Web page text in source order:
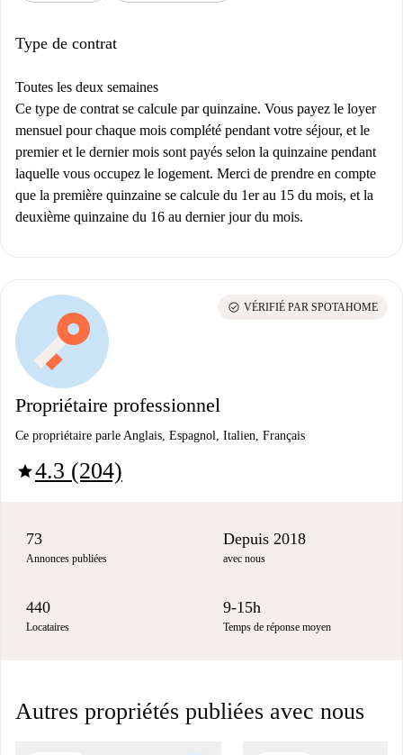
Type de contrat
Toutes les deux semaines
Ce type de contrat se calcule par quinzaine. Vous payez le loyer
mensuel pour chaque mois complété pendant votre séjour, et le
premier et le dernier mois sont payés selon la quinzaine pendant
laquelle vous occupez le logement. Merci de prendre en compte
que la première quinzaine se calcule du 1er au 15 du mois, et la
deuxième quinzaine du 16 au dernier jour du mois.
Propriétaire professionnel
Ce propriétaire parle Anglais, Espagnol, Italien, Français
star4.3 (204)
check_circle VÉRIFIÉ PAR SPOTAHOME
73
Annonces publiées
Depuis 2018
avec nous
440
Locataires
9-15h
Temps de réponse moyen
Autres propriétés publiées avec nous